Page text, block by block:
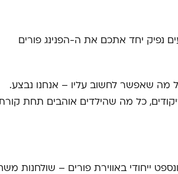
נפיק יחד אתכם את ה-הפנינג פורים
מה שאפשר לחשוב עליו – אנחנו נבצע.
כל מה שהילדים אוהבים תחת
ייחודי באווירת פורים – שולחנות